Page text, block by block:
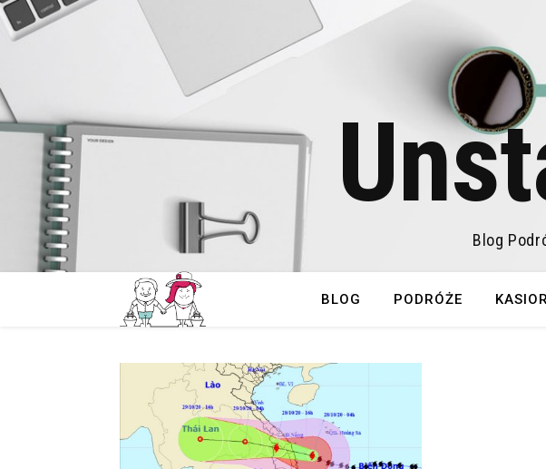
Blog
BLOG PODRÓŻE